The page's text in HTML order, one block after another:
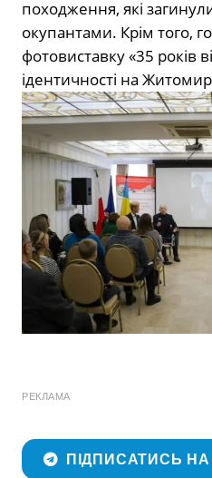
походження, які
окупантами. Крім того,
фотовиставку «35 років
ідентичності на
РЕКЛАМА
ПІДПИСАТИСЬ НА